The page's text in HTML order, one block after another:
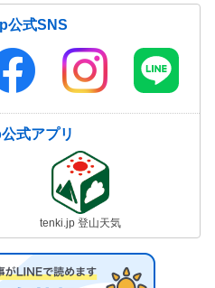
公式SNS
式アプリ
tenki.jp 登山天気